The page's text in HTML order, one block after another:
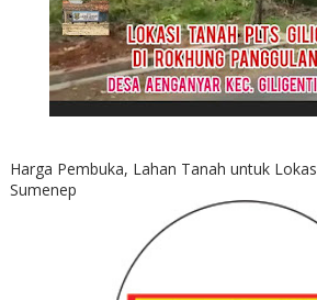
Harga Pembuka, Lahan Tanah untuk
Sumenep